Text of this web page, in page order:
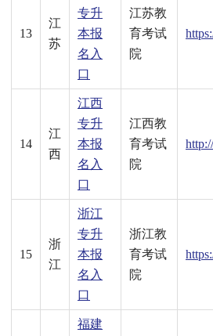
13
江
苏
专升
本报
名入
口
江苏教
育考试
院
14
江
西
江西
专升
本报
名入
口
江西教
育考试
院
15
浙
江
浙江
专升
本报
名入
口
浙江教
育考试
院
福建